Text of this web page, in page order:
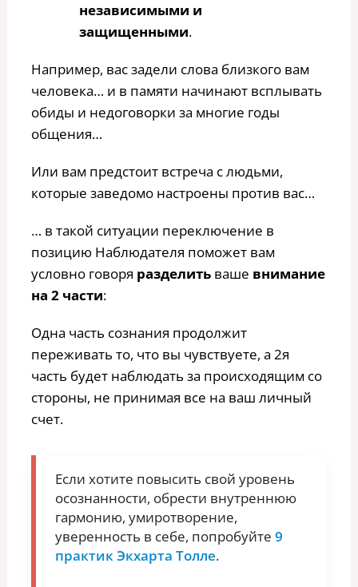
независимыми и
защищенными.
Например, вас задели слова близкого вам
человека… и в памяти начинают всплывать
обиды и недоговорки за многие годы
общения…
Или вам предстоит встреча с людьми,
которые заведомо настроены против вас…
… в такой ситуации переключение в
позицию Наблюдателя поможет вам
условно говоря разделитьваше внимание
на 2 части:
Одна часть сознания продолжит
переживать то, что вы чувствуете, а 2я
часть будет наблюдать за происходящим со
стороны, не принимая все на ваш личный
счет.
Если хотите повысить свой уровень
осознанности, обрести внутреннюю
гармонию, умиротворение,
уверенность в себе, попробуйте 9
практик Экхарта Толле.